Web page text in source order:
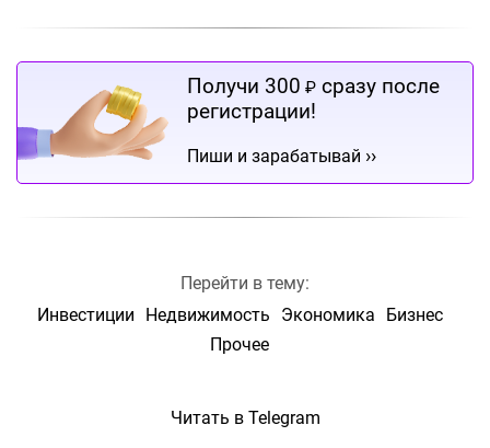
Получи 300 ₽ сразу после
регистрации!
Пиши и зарабатывай ››
Перейти в тему:
Инвестиции
Недвижимость Экономика
Бизнес
Прочее
Читать в Telegram